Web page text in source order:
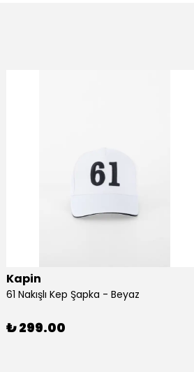
Kapin
61 Nakışlı Kep Şapka - Beyaz
₺ 299.00